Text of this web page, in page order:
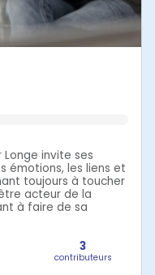
invite ses
émotions, les liens et
toujours à toucher
acteur de la
à faire de sa
3
contributeurs